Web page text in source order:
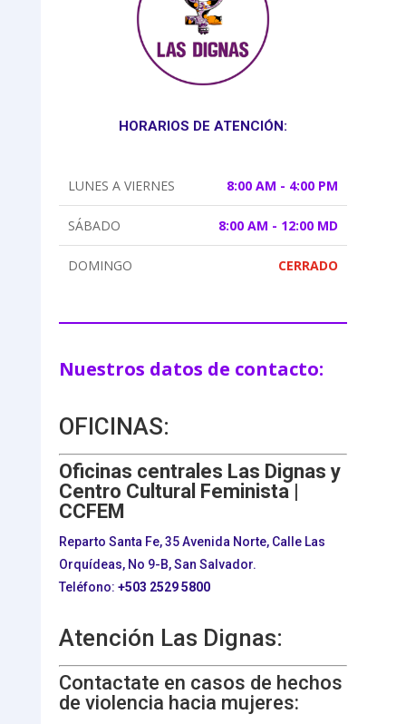
HORARIOS DE ATENCIÓN:
LUNES A VIERNES 8:00 AM - 4:00 PM
SÁBADO 8:00 AM - 12:00 MD
DOMINGO CERRADO
Nuestros datos de contacto:
OFICINAS:
Oficinas centrales Las Dignas y
Centro Cultural Feminista |
CCFEM
Reparto Santa Fe, 35 Avenida Norte, Calle Las
Orquídeas, No 9-B, San Salvador.
Teléfono: +503 2529 5800
Atención Las Dignas:
Contactate en casos de hechos
de violencia hacia mujeres: